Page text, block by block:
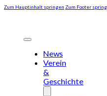
Zum Hauptinhalt springen Zum Footer
News
Verein
&
Geschichte